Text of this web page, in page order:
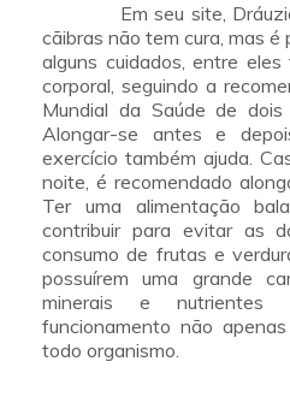
Em seu site, Dráuzio
cãibras não tem cura, mas
alguns cuidados, entre
corporal, seguindo a
Mundial da Saúde de
Alongar-se antes e
exercício também ajuda.
noite, é recomendado
Ter uma alimentação
contribuir para evitar as
consumo de frutas e
possuírem uma grande
minerais e nutrientes
funcionamento não
todo organismo.